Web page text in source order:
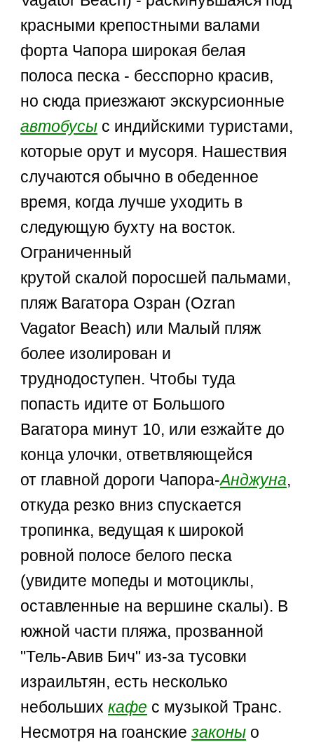
красными крепостными валами
форта Чапора широкая белая
полоса песка - бесспорно красив,
но сюда приезжают экскурсионные
автобусы с индийскими туристами,
которые орут и мусоря. Нашествия
случаются обычно в обеденное
время, когда лучше уходить в
следующую бухту на восток.
Ограниченный
крутой скалой поросшей пальмами,
пляж Вагатора Озран (Ozran
Vagator Beach) или Малый пляж
более изолирован и
труднодоступен. Чтобы туда
попасть идите от Большого
Вагатора минут 10, или езжайте до
конца улочки, ответвляющейся
от главной дороги Чапора-Анджуна,
откуда резко вниз спускается
тропинка, ведущая к широкой
ровной полосе белого песка
(увидите мопеды и мотоциклы,
оставленные на вершине скалы). В
южной части пляжа, прозванной
"Тель-Авив Бич" из-за тусовки
израильтян, есть несколько
небольшихкафе с музыкой Транс.
Несмотря на гоанскиезаконы о